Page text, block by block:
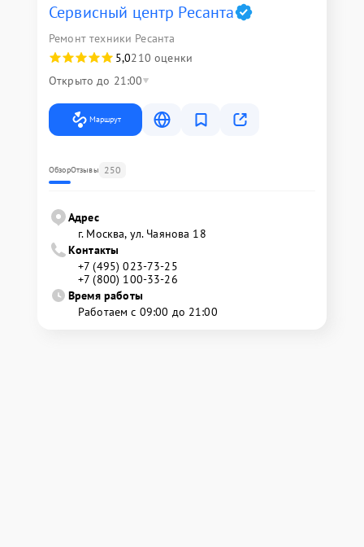
Сервисный центр Ресанта
Ремонт техники Ресанта
5,0210 оценки
Открыто до 21:00
Маршрут
ОбзорОтзывы 250
Адрес
г. Москва, ул. Чаянова 18
Контакты
+7 (495) 023-73-25
+7 (800) 100-33-26
Время работы
Работаем с 09:00 до 21:00